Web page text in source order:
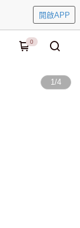
開啟APP
0
1/4